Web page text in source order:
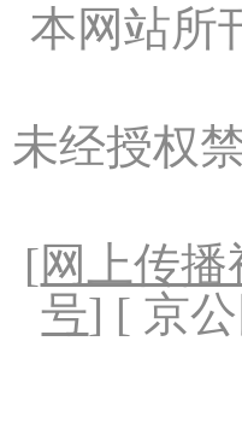
本网站所
未经授权
[网上传
号] [ 京